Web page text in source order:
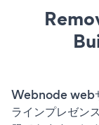
Webnode web
ラインプレゼン